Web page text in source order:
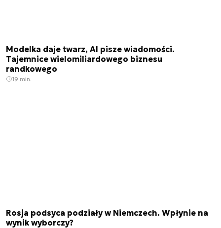
Modelka daje twarz, AI pisze wiadomości.
Tajemnice wielomiliardowego biznesu
randkowego
19 min.
Rosja podsyca podziały w Niemczech. Wpłynie na
wynik wyborczy?